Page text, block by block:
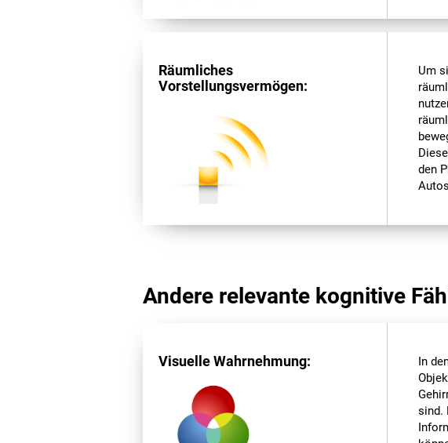
Räumliches
Vorstellungsvermögen:
Um
den
Andere relevante kognitive
Visuelle Wahrnehmung: In
sind.